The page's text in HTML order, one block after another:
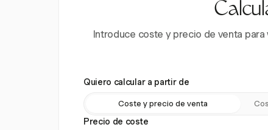
Introduce coste y precio de venta
Quiero calcular a partir de
Coste y precio de venta
Precio de coste